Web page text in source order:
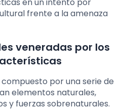
frente a la amenaza
veneradas por los
por una serie de
elementos naturales,
y fuerzas sobrenaturales.